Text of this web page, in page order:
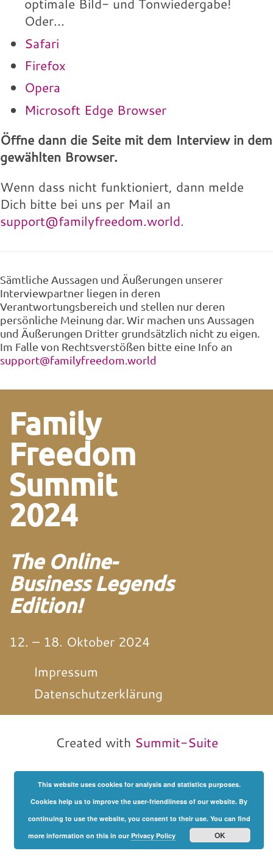
optimale Bild- und Tonwiedergabe!
Oder...
Safari
Firefox
Opera
Microsoft Edge Browser
Öffne dann die Seite mit dem Interview in dem
gewählten Browser.
Wenn dass nicht funktioniert, dann melde
Dich bitte bei uns per Mail an
support@familyfreedom.world.
Sämtliche Aussagen und Äußerungen unserer
Interviewpartner liegen in deren
Verantwortungsbereich und stellen nur deren
persönliche Meinung dar. Wir machen uns Aussagen
und Äußerungen Dritter grundsätzlich nicht zu eigen.
Im Falle von Rechtsverstößen bitte eine Info an
support@familyfreedom.world
Family
Freedom
Summit
2024
The Online-
Business Legends
Edition!
12. – 18. Oktober 2024
Impressum
Datenschutzerklärung
Created with Summit-Suite
This website uses cookies for analysis and statistics purposes.
Cookies help us to improve the user-friendliness of our website. By
continuing to use the website, you consent to their use. You can find
more information on this in our Privacy Policy OK